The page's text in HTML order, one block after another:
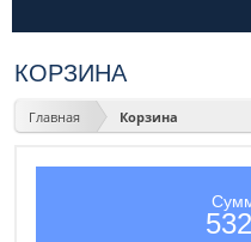
КОРЗИНА
Главная Корзина